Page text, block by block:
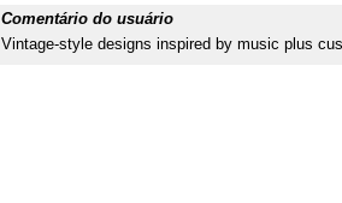
Comentário do usuário
Vintage-style designs inspired by music plus